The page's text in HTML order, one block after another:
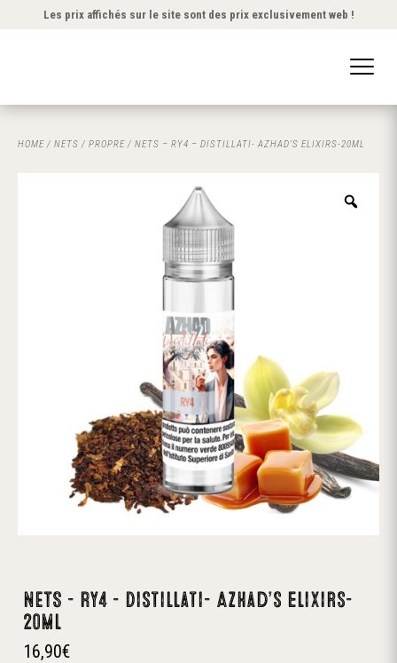
Les prix affichés sur le site sont des prix exclusivement web !
HOME / NETS / PROPRE / NETS – RY4 – DISTILLATI- AZHAD’S ELIXIRS-20ML
NETS – RY4 – Distillati- Azhad’s elixirs-
20ml
16,90€